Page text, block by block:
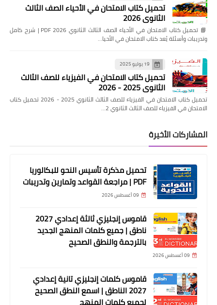
تحميل كتاب الامتحان في الأحياء الصف الثالث
الثانوي 2026
📘 تحميل كتاب الامتحان في الأحياء الصف الثالث الثانوي 2026 PDF | شرح كامل
وتدريبات وأسئلة يُعد كتاب الامتحان في الأحيا…
19 يوليو 2025
تحميل كتاب الامتحان في الفيزياء للصف الثالث
الثانوي 2025 - 2026
تحميل كتاب الامتحان في الفيزياء للصف الثالث الثانوي 2025 - 2026 تحميل كتاب
الامتحان في الفيزياء للصف الثالث الثانوي 2…
المشاركات الأخيرة
تحميل مذكرة تأسيس النحو للبكالوريا
PDF | مراجعة القواعد وتمارين وتدريبات
09 أغسطس 2026
قاموس إنجليزي ثالثة إعدادي 2027
ناطق | جميع كلمات المنهج الجديد
بالترجمة والنطق الصحيح
09 أغسطس 2026
قاموس كلمات إنجليزي تانية إعدادي
2027 الناطق | اسمع النطق الصحيح
لجميع كلمات المنهج